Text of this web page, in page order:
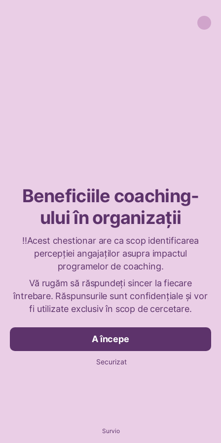
Beneficiile coaching-
ului în organizații
!!Acest chestionar are ca scop identificarea
percepției angajaților asupra impactul
programelor de coaching.
Vă rugăm să răspundeți sincer la fiecare
întrebare. Răspunsurile sunt confidențiale și vor
fi utilizate exclusiv în scop de cercetare.
A începe
Securizat
Survio